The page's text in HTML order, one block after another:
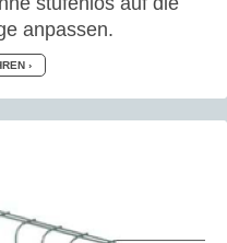
anpassen.